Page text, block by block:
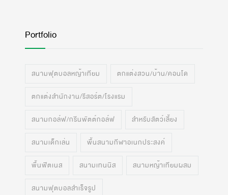
Portfolio
สนามฟุตบอลหญ้าเทียม ตกแต่งสวน/บ้าน/คอนโด
ตกแต่งสำนักงาน/รีสอร์ต/โรงแรม
สนามกอล์ฟ/กรีนพัตต์กอล์ฟ สำหรับสัตว์เลี้ยง
สนามเด็กเล่น พื้นสนามกีฬาอเนกประสงค์
พื้นฟิตเนส สนามเทนนิส สนามหญ้าเทียมผสม
สนามฟุตบอลสำเร็จรูป